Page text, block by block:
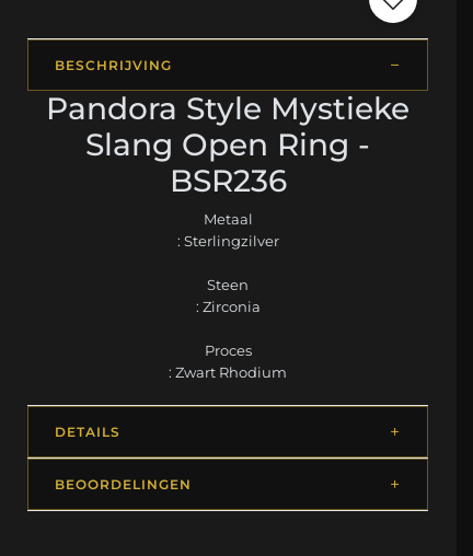
BESCHRIJVING
Pandora Style Mystieke
Slang Open Ring -
BSR236
Metaal
: Sterlingzilver
Steen
: Zirconia
Proces
: Zwart Rhodium
DETAILS
BEOORDELINGEN